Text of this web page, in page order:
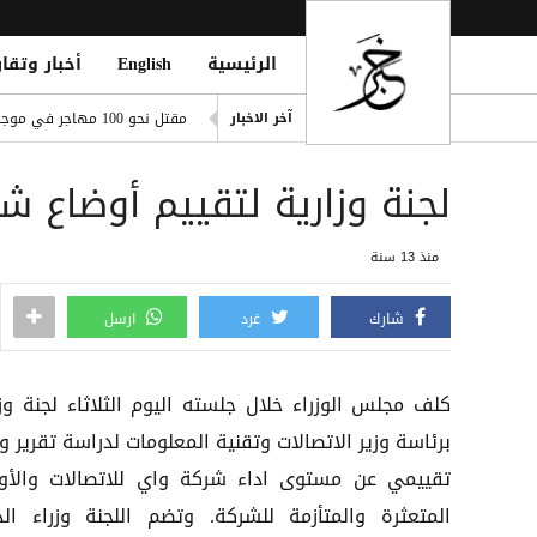
الرئيسية English أخبار
آخر الاخبار
مقتل نحو 100 مهاجر في موجة عبور جماعي إلى سبتة وسط أزمة إنسانية وأمنية
الضالع.. قرارات جديدة
الدفاع السعودية تعيّن قائداً
لجنة وزارية لتقييم أوضاع
منذ 13 سنة
شارك غرد ارسل
كلف مجلس الوزراء خلال جلسته اليوم الثلاثاء لجنة
برئاسة وزير الاتصالات وتقنية المعلومات لدراسة تقرير
تقييمي عن مستوى اداء شركة واي للاتصالات
المتعثرة والمتأزمة للشركة. وتضم اللجنة وزراء